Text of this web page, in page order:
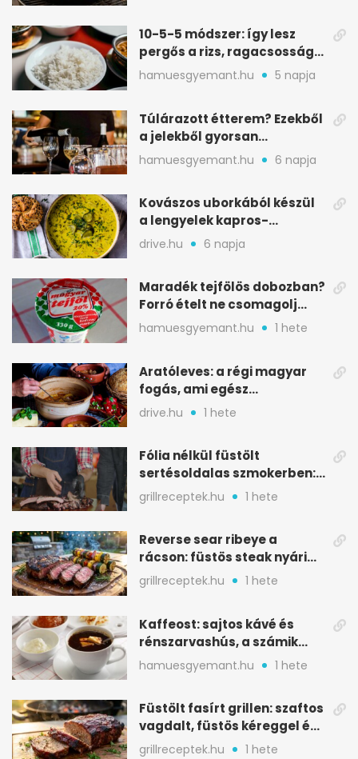
10-5-5 módszer: így lesz
pergős a rizs, ragacsosság
nélkül
hamuesgyemant.hu 5 napja
Túlárazott étterem? Ezekből
a jelekből gyorsan
észreveheted
hamuesgyemant.hu 6 napja
Kovászos uborkából készül
a lengyelek kapros-
savanykás levese
drive.hu 6 napja
Maradék tejfölös dobozban?
Forró ételt ne csomagolj
ilyen tégelybe
hamuesgyemant.hu 1 hete
Aratóleves: a régi magyar
fogás, ami egész
csapatokat jóllakatott
drive.hu 1 hete
Fólia nélkül füstölt
sertésoldalas szmokerben:
ropogós bark, 6 óra
grillreceptek.hu 1 hete
Reverse sear ribeye a
rácson: füstös steak nyári
tökkebabbal
grillreceptek.hu 1 hete
Kaffeost: sajtos kávé és
rénszarvashús, a számik
melegítő itala
hamuesgyemant.hu 1 hete
Füstölt fasírt grillen: szaftos
vagdalt, füstös kéreggel és
BBQ mázzal
grillreceptek.hu 1 hete